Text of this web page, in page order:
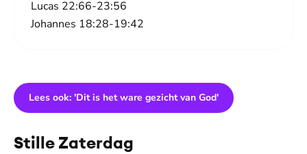
Lucas 22:66-23:56
Johannes 18:28-19:42
Lees ook: 'Dit is het ware gezicht van God'
Stille Zaterdag